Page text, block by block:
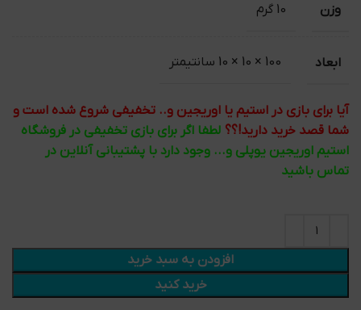
وزن 10 گرم
ابعاد 100 × 10 × 10 سانتیمتر
آیا برای بازی در استیم یا اوریجین و.. تخفیفی شروع شده است و
شما قصد خرید دارید!؟؟ لطفا اگر برای بازی تخفیفی در فروشگاه
استیم اوریجین یوپلی و... وجود دارد با پشتیبانی آنلاین در
تماس باشید
افزودن به سبد خرید
خرید کنید